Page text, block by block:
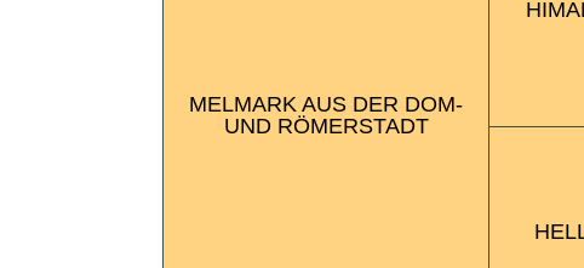
MEL­MARK AUS DER DOM-
UND RÖMER­STADT